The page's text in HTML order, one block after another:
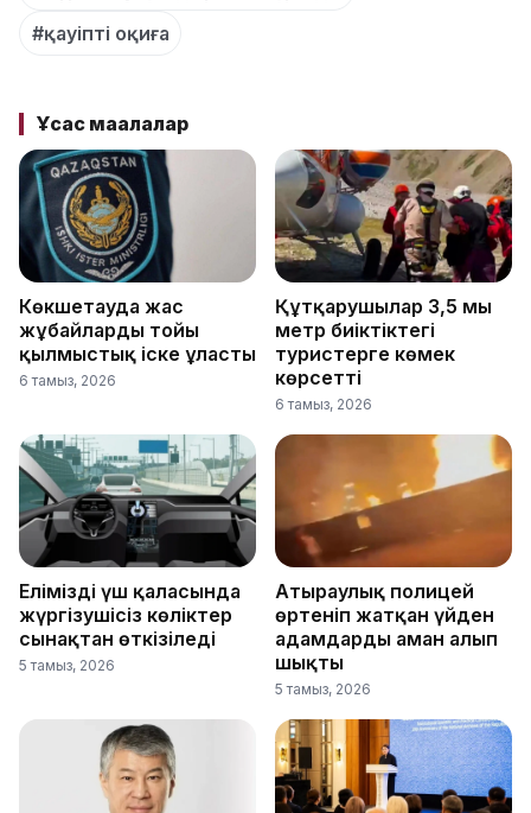
#қауіпті оқиға
Ұқсас мақалалар
Көкшетауда жас
жұбайлардың тойы
қылмыстық іске ұласты
6 тамыз, 2026
Құтқарушылар 3,5 мың
метр биіктіктегі
туристерге көмек
көрсетті
6 тамыз, 2026
Еліміздің үш қаласында
жүргізушісіз көліктер
сынақтан өткізіледі
5 тамыз, 2026
Атыраулық полицей
өртеніп жатқан үйден
адамдарды аман алып
шықты
5 тамыз, 2026